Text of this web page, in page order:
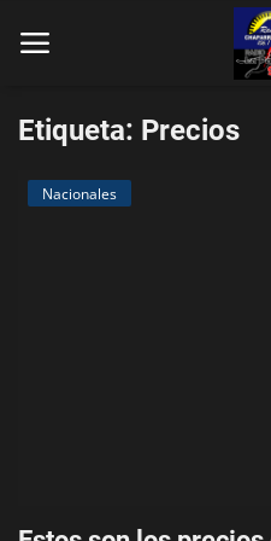
Etiqueta: Precios
Nacionales